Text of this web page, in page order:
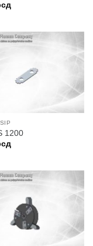
1200